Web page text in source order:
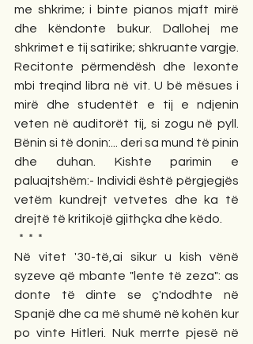
me shkrime; i binte pianos mjaft mirë
dhe këndonte bukur. Dallohej me
shkrimet e tij satirike; shkruante vargje.
Recitonte përmendësh dhe lexonte
mbi treqind libra në vit. U bë mësues i
mirë dhe studentët e tij e ndjenin
veten në auditorët tij, si zogu në pyll.
Bënin si të donin:... deri sa mund të pinin
dhe duhan. Kishte parimin e
paluajtshëm:- Individi është përgjegjës
vetëm kundrejt vetvetes dhe ka të
drejtë të kritikojë gjithçka dhe këdo.
  *  *  *
Në vitet '30-të,ai sikur u kish vënë
syzeve që mbante "lente të zeza": as
donte të dinte se ç'ndodhte në
Spanjë dhe ca më shumë në kohën kur
po vinte Hitleri. Nuk merrte pjesë në